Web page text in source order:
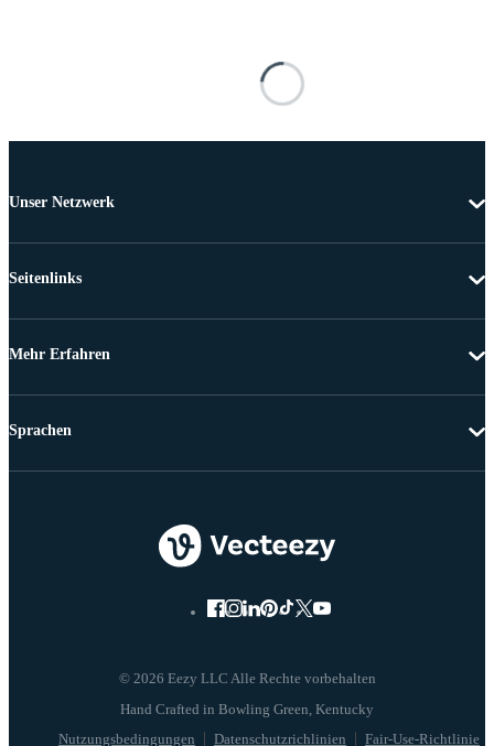
Unser Netzwerk
Seitenlinks
Mehr Erfahren
© 2026 Eezy LLC Alle Rechte vorbehalten
Nutzungsbedingungen Datenschutzrichlinien Fair-Use-Richtlinie
Sprachen